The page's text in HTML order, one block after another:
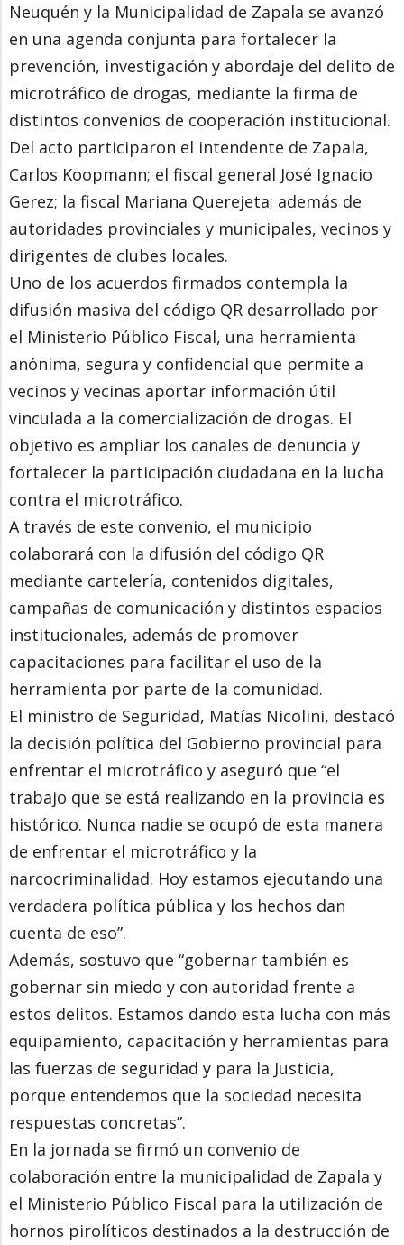
Neuquén y la Municipalidad de Zapala se avanzó
en una agenda conjunta para fortalecer la
prevención, investigación y abordaje del delito de
microtráfico de drogas, mediante la firma de
distintos convenios de cooperación institucional.
Del acto participaron el intendente de Zapala,
Carlos Koopmann; el fiscal general José Ignacio
Gerez; la fiscal Mariana Querejeta; además de
autoridades provinciales y municipales, vecinos y
dirigentes de clubes locales.
Uno de los acuerdos firmados contempla la
difusión masiva del código QR desarrollado por
el Ministerio Público Fiscal, una herramienta
anónima, segura y confidencial que permite a
vecinos y vecinas aportar información útil
vinculada a la comercialización de drogas. El
objetivo es ampliar los canales de denuncia y
fortalecer la participación ciudadana en la lucha
contra el microtráfico.
A través de este convenio, el municipio
colaborará con la difusión del código QR
mediante cartelería, contenidos digitales,
campañas de comunicación y distintos espacios
institucionales, además de promover
capacitaciones para facilitar el uso de la
herramienta por parte de la comunidad.
El ministro de Seguridad, Matías Nicolini, destacó
la decisión política del Gobierno provincial para
enfrentar el microtráfico y aseguró que “el
trabajo que se está realizando en la provincia es
histórico. Nunca nadie se ocupó de esta manera
de enfrentar el microtráfico y la
narcocriminalidad. Hoy estamos ejecutando una
verdadera política pública y los hechos dan
cuenta de eso”.
Además, sostuvo que “gobernar también es
gobernar sin miedo y con autoridad frente a
estos delitos. Estamos dando esta lucha con más
equipamiento, capacitación y herramientas para
las fuerzas de seguridad y para la Justicia,
porque entendemos que la sociedad necesita
respuestas concretas”.
En la jornada se firmó un convenio de
colaboración entre la municipalidad de Zapala y
el Ministerio Público Fiscal para la utilización de
hornos pirolíticos destinados a la destrucción de